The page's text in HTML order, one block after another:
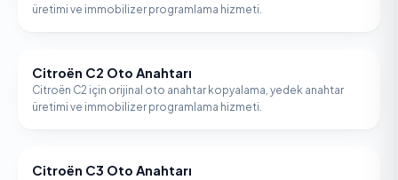
üretimi ve immobilizer programlama hizmeti.
CITROËN
Citroën C2 Oto Anahtarı
Citroën C2 için orijinal oto anahtar kopyalama, yedek anahtar
üretimi ve immobilizer programlama hizmeti.
CITROËN
Citroën C3 Oto Anahtarı